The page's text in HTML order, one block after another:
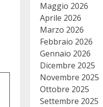
Maggio 2026
Aprile 2026
Marzo 2026
Febbraio 2026
Gennaio 2026
Dicembre 2025
Novembre 2025
Ottobre 2025
Settembre 2025